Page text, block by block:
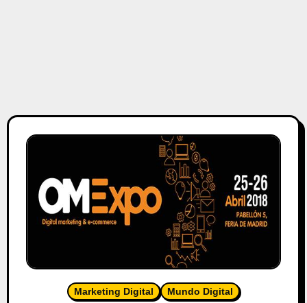
Marketing Digital Mundo Digital